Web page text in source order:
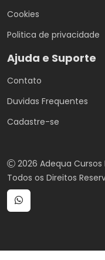
Cookies
Politica de privacidade
Ajuda e Suporte
Contato
Duvidas Frequentes
Cadastre-se
2026 Adequa
Todos os Direitos